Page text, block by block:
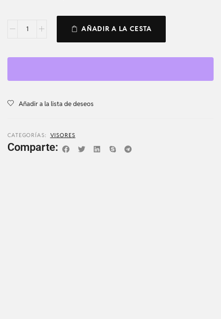
AÑADIR A LA CESTA
Añadir a la lista de deseos
CATEGORÍAS: VISORES
Comparte: